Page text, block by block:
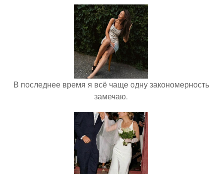
В последнее время я всё чаще одну закономерность
замечаю.